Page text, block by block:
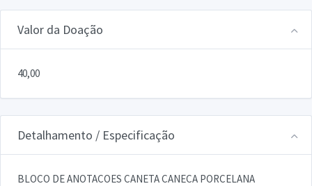
Valor da Doação
40,00
Detalhamento / Especificação
BLOCO DE ANOTACOES CANETA CANECA PORCELANA